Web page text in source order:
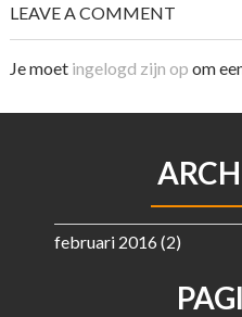
LEAVE A COMMENT
Je moet ingelogd zijn op om
februari 2016 (2)